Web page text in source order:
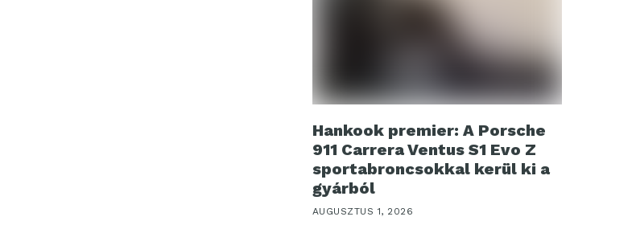
Hankook premier: A Porsche
911 Carrera Ventus S1 Evo Z
sportabroncsokkal kerül ki a
gyárból
AUGUSZTUS 1, 2026